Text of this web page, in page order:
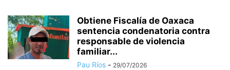
Obtiene Fiscalía de Oaxaca
sentencia condenatoria contra
responsable de violencia
familiar...
Pau Ríos - 29/07/2026